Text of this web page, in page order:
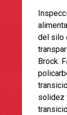
del silo
Brock.
solidez